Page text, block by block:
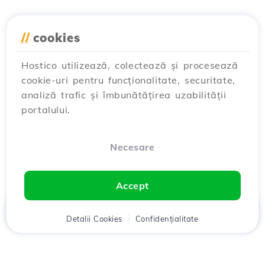
// cookies
Hostico utilizează, colectează și procesează
cookie-uri pentru funcționalitate, securitate,
analiză trafic și îmbunătățirea uzabilității
portalului.
Necesare
Accept
Detalii Cookies Confidențialitate
Client Coș Chat